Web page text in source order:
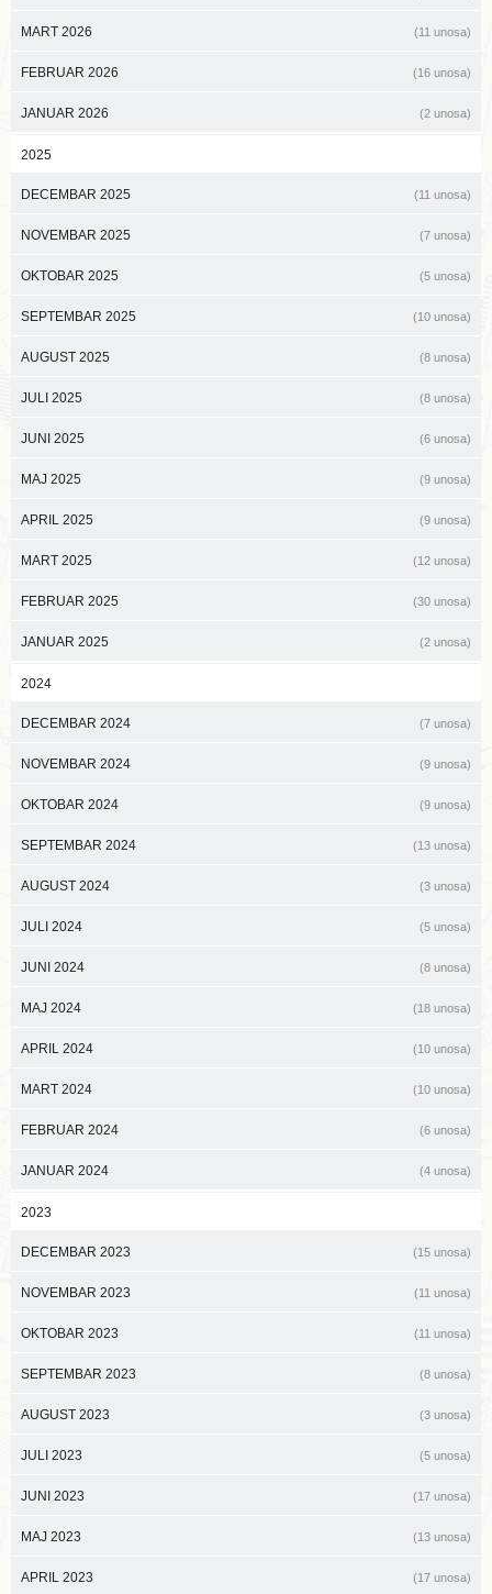
MART 2026 (11 unosa)
FEBRUAR 2026 (16 unosa)
JANUAR 2026 (2 unosa)
2025
DECEMBAR 2025 (11 unosa)
NOVEMBAR 2025 (7 unosa)
OKTOBAR 2025 (5 unosa)
SEPTEMBAR 2025 (10 unosa)
AUGUST 2025 (8 unosa)
JULI 2025 (8 unosa)
JUNI 2025 (6 unosa)
MAJ 2025 (9 unosa)
APRIL 2025 (9 unosa)
MART 2025 (12 unosa)
FEBRUAR 2025 (30 unosa)
JANUAR 2025 (2 unosa)
2024
DECEMBAR 2024 (7 unosa)
NOVEMBAR 2024 (9 unosa)
OKTOBAR 2024 (9 unosa)
SEPTEMBAR 2024 (13 unosa)
AUGUST 2024 (3 unosa)
JULI 2024 (5 unosa)
JUNI 2024 (8 unosa)
MAJ 2024 (18 unosa)
APRIL 2024 (10 unosa)
MART 2024 (10 unosa)
FEBRUAR 2024 (6 unosa)
JANUAR 2024 (4 unosa)
2023
DECEMBAR 2023 (15 unosa)
NOVEMBAR 2023 (11 unosa)
OKTOBAR 2023 (11 unosa)
SEPTEMBAR 2023 (8 unosa)
AUGUST 2023 (3 unosa)
JULI 2023 (5 unosa)
JUNI 2023 (17 unosa)
MAJ 2023 (13 unosa)
APRIL 2023 (17 unosa)